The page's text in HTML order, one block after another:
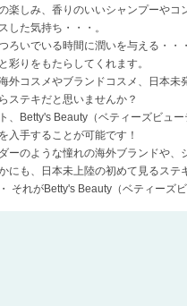
楽しみ、香りのいいシャンプーや
した気持ち・・・。
ろいでいる時間に潤いを与える・・
彩りをもたらしてくれます。
外コスメやブランドコスメ、日本
ステキだと思いませんか？
、Betty's Beauty（ベティーズビュ
入手することが可能です！
ーのような憧れの海外ブランドや
にも、日本未上陸の初めて見るス
それがBetty's Beauty（ベティーズ